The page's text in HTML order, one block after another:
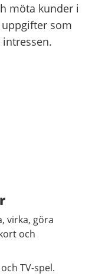
möta kunder i
som
virka, göra
och
TV-spel.